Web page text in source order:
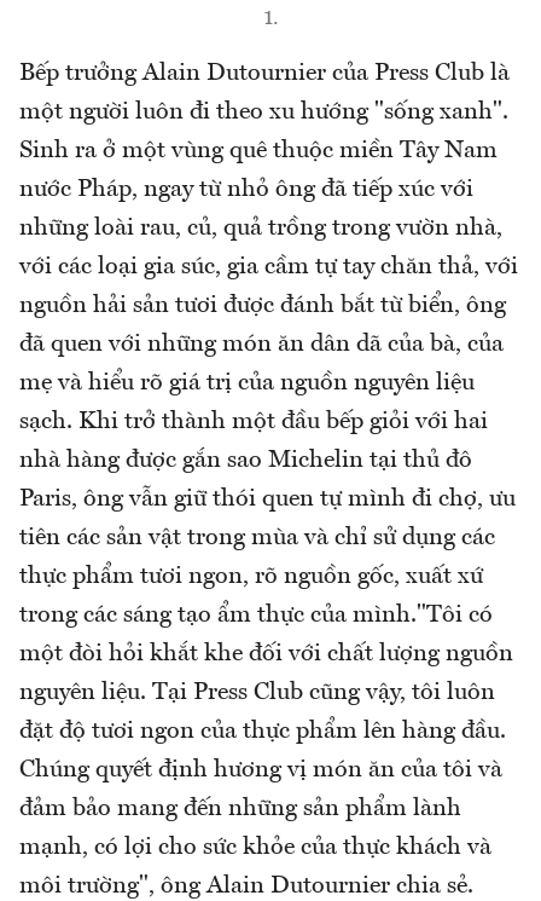
1.
Bếp trưởng Alain Dutournier của Press Club là
một người luôn đi theo xu hướng "sống xanh".
Sinh ra ở một vùng quê thuộc miền Tây Nam
nước Pháp, ngay từ nhỏ ông đã tiếp xúc với
những loài rau, củ, quả trồng trong vườn nhà,
với các loại gia súc, gia cầm tự tay chăn thả, với
nguồn hải sản tươi được đánh bắt từ biển, ông
đã quen với những món ăn dân dã của bà, của
mẹ và hiểu rõ giá trị của nguồn nguyên liệu
sạch. Khi trở thành một đầu bếp giỏi với hai
nhà hàng được gắn sao Michelin tại thủ đô
Paris, ông vẫn giữ thói quen tự mình đi chợ, ưu
tiên các sản vật trong mùa và chỉ sử dụng các
thực phẩm tươi ngon, rõ nguồn gốc, xuất xứ
trong các sáng tạo ẩm thực của mình."Tôi có
một đòi hỏi khắt khe đối với chất lượng nguồn
nguyên liệu. Tại Press Club cũng vậy, tôi luôn
đặt độ tươi ngon của thực phẩm lên hàng đầu.
Chúng quyết định hương vị món ăn của tôi và
đảm bảo mang đến những sản phẩm lành
mạnh, có lợi cho sức khỏe của thực khách và
môi trường", ông Alain Dutournier chia sẻ.